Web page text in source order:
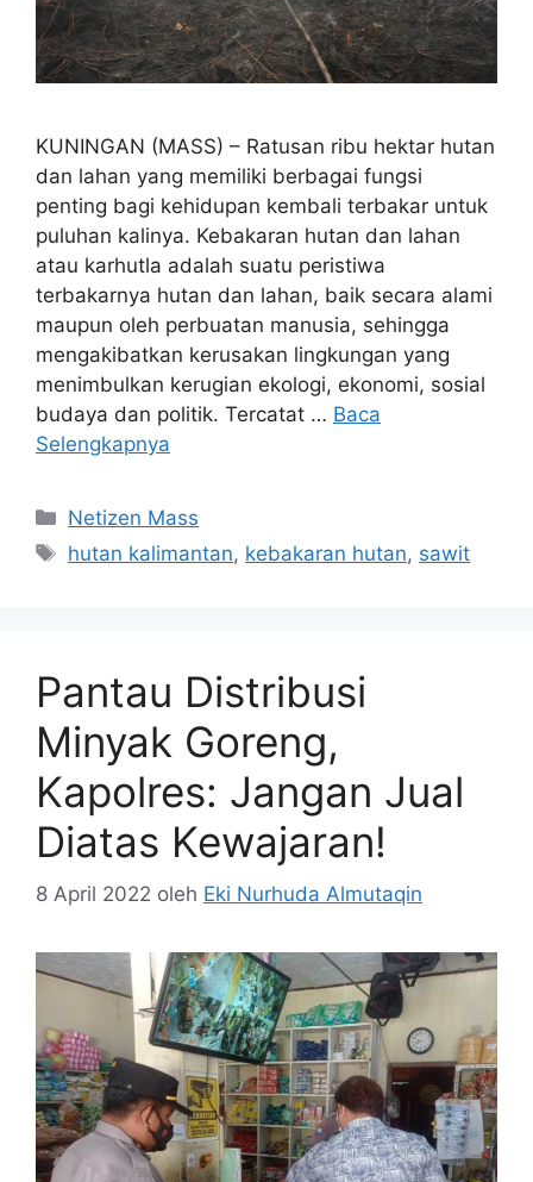
KUNINGAN (MASS) – Ratusan ribu hektar hutan
dan lahan yang memiliki berbagai fungsi
penting bagi kehidupan kembali terbakar untuk
puluhan kalinya. Kebakaran hutan dan lahan
atau karhutla adalah suatu peristiwa
terbakarnya hutan dan lahan, baik secara alami
maupun oleh perbuatan manusia, sehingga
mengakibatkan kerusakan lingkungan yang
menimbulkan kerugian ekologi, ekonomi, sosial
budaya dan politik. Tercatat … Baca
Selengkapnya
Kategori
Netizen Mass
Tag
hutan kalimantan, kebakaran hutan, sawit
Pantau Distribusi
Minyak Goreng,
Kapolres: Jangan Jual
Diatas Kewajaran!
8 April 2022 oleh Eki Nurhuda Almutaqin